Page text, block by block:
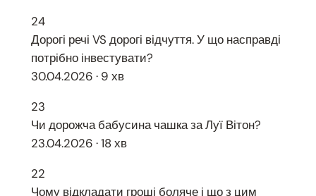
24
Дорогі речі VS дорогі відчуття. У що насправді
потрібно інвестувати?
30.04.2026 · 9 хв
23
Чи дорожча бабусина чашка за Луї Вітон?
23.04.2026 · 18 хв
22
Чому відкладати гроші боляче і що з цим